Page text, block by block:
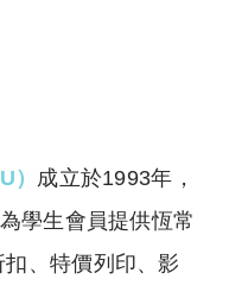
） 成立於1993年，
學生會員提供恆常
、特價列印、影